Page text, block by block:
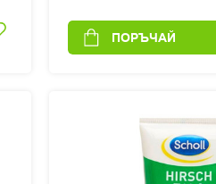
ПОРЪЧАЙ